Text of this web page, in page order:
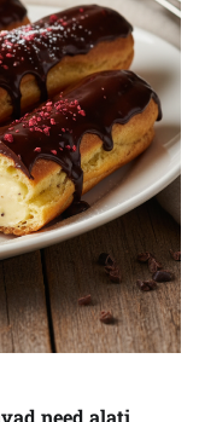
need alati